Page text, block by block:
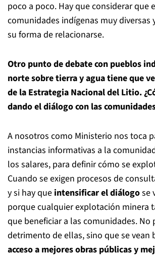
poco a poco. Hay que considerar que
comunidades indígenas muy diversas
su forma de relacionarse.
Otro punto de debate con pueblos
norte sobre tierra y agua tiene que
de la Estrategia Nacional del Litio.
dando el diálogo con las
A nosotros como Ministerio nos toca
instancias informativas a la
los salares, para definir cómo se
Cuando se exigen procesos de
y si hay que intensificar el diálogose
porque cualquier explotación minera
que beneficiar a las comunidades. No
detrimento de ellas, sino que se vean
acceso a mejores obras públicas y